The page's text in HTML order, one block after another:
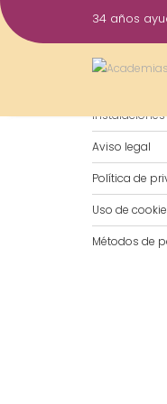
Saltar
al
34 años
Instalaciones
Aviso legal
Política de
Uso de
Métodos de